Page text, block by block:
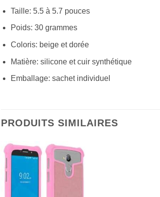
Taille: 5.5 à 5.7 pouces
Poids: 30 grammes
Coloris: beige et dorée
Matière: silicone et cuir synthétique
Emballage: sachet individuel
PRODUITS SIMILAIRES